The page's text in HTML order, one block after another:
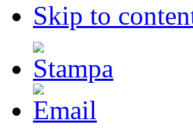
Skip to